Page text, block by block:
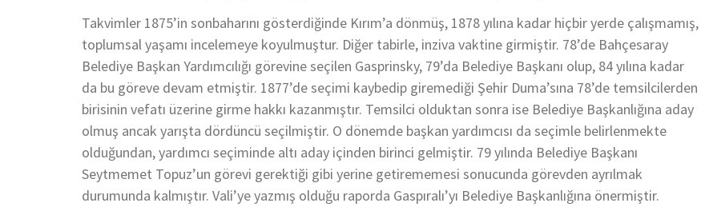
Takvimler 1875’in sonbaharını gösterdiğinde Kırım’a dönmüş, 1878 yılına kadar hiçbir yerde çalışmamış,
toplumsal yaşamı incelemeye koyulmuştur. Diğer tabirle, inziva vaktine girmiştir. 78’de Bahçesaray
Belediye Başkan Yardımcılığı görevine seçilen Gasprinsky, 79’da Belediye Başkanı olup, 84 yılına kadar
da bu göreve devam etmiştir. 1877’de seçimi kaybedip giremediği Şehir Duma’sına 78’de temsilcilerden
birisinin vefatı üzerine girme hakkı kazanmıştır. Temsilci olduktan sonra ise Belediye Başkanlığına aday
olmuş ancak yarışta dördüncü seçilmiştir. O dönemde başkan yardımcısı da seçimle belirlenmekte
olduğundan, yardımcı seçiminde altı aday içinden birinci gelmiştir. 79 yılında Belediye Başkanı
Seytmemet Topuz’un görevi gerektiği gibi yerine getirememesi sonucunda görevden ayrılmak
durumunda kalmıştır. Vali’ye yazmış olduğu raporda Gaspıralı’yı Belediye Başkanlığına önermiştir.